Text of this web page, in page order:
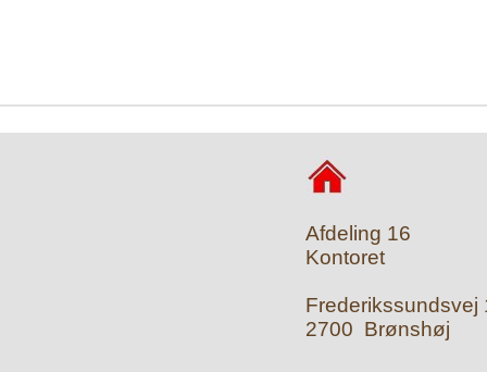
Afdeling 16
Kontoret
Frederikssundsvej
2700 Brønshøj